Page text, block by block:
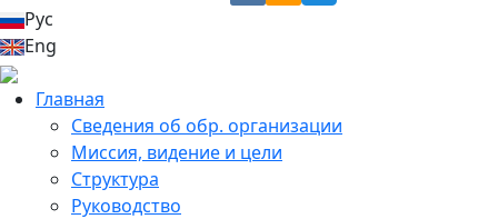
Рус
Eng
Главная
Сведения об обр. организации
Миссия, видение и цели
Структура
Руководство